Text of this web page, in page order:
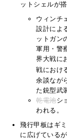
ットシェルが
ウィンチ
設計によ
ットガン
軍用・警
界大戦に
戦におけ
余談なが
た銃型武
乾電池シ
われる。
飛行甲板はギ
に広げている